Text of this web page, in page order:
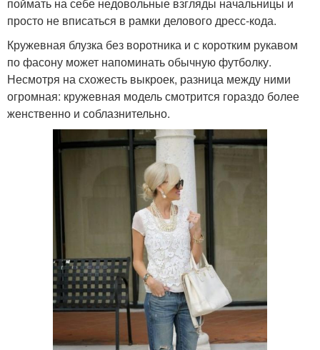
просто не вписаться в рамки делового дресс-кода.
Кружевная блузка без воротника и с коротким рукавом
по фасону может напоминать обычную футболку.
Несмотря на схожесть выкроек, разница между ними
огромная: кружевная модель смотрится гораздо более
женственно и соблазнительно.